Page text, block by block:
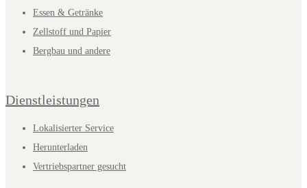
Essen & Getränke
Zellstoff und Papier
Bergbau und andere
Dienstleistungen
Lokalisierter Service
Herunterladen
Vertriebspartner gesucht